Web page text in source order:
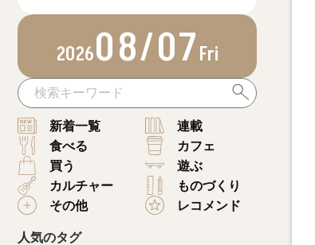
202608/07Fri
新着一覧
連載
食べる
カフェ
買う
遊ぶ
カルチャー
ものづくり
その他
レコメンド
人気のタグ